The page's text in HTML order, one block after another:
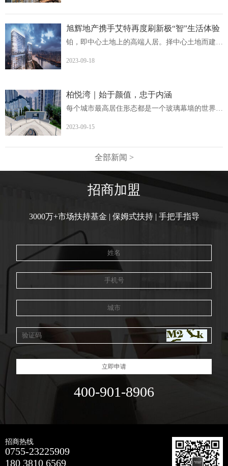
旭辉地产携手艾特再度刷新极“智”生活体验
2023-09-18
柏悦湾｜始于颜值，忠于内涵
2023-09-15
全部新闻 >
招商加盟
3000万+市场扶持基金 | 保姆式扶持 | 手把手指导
立即申请
400-901-8906
招商热线
0755-23225909
180 3810 6569